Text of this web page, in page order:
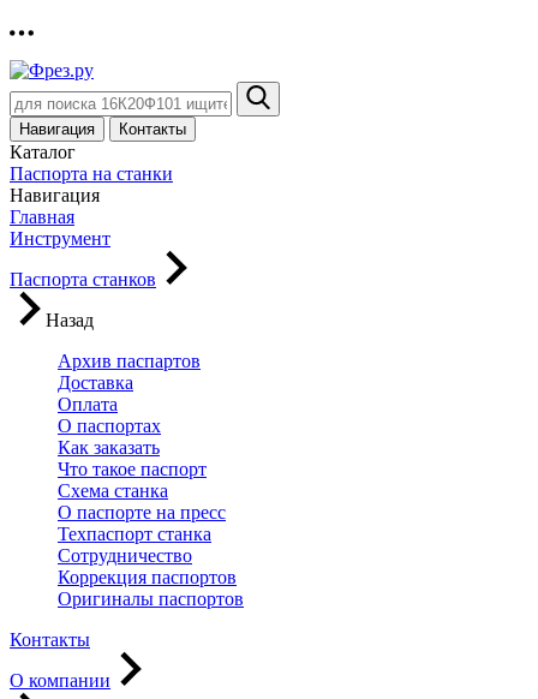
Навигация Контакты
Каталог
Паспорта на станки
Навигация
Главная
Инструмент
Паспорта станков
Назад
Архив паспартов
Доставка
Оплата
О паспортах
Как заказать
Что такое паспорт
Схема станка
О паспорте на пресс
Техпаспорт станка
Сотрудничество
Коррекция паспортов
Оригиналы паспортов
Контакты
О компании